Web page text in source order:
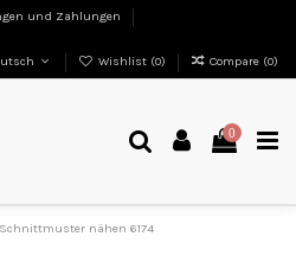
und Zahlungen
Wishlist (0) Compare (0)
0
Schnittmuster nähen 6174